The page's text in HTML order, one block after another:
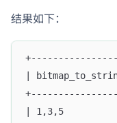
结果如下：
|
| 1,3,5